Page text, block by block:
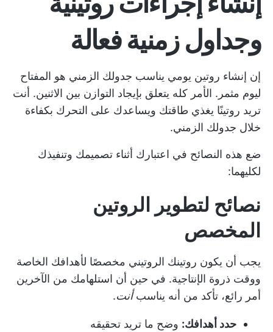
وجداول زمنية فعالة
إن إنشاء روتين يومي يناسب جدولك الزمني هو المفتاح
ليوم مثمر. الأمر كله يتعلق بإيجاد التوازن بين الاثنين. أنت
تريد روتينًا يغذي طاقتك ويساعدك على التحرك بكفاءة
خلال جدولك الزمني.
ضع هذه النصائح في اعتبارك أثناء تصميمك وتنفيذك
لكليهما:
نصائح لتطوير الروتين
المخصص
يجب أن يكون روتينك الروتيني مخصصًا لأهدافك الخاصة
ووقت ذروة الإنتاجية. في حين أن استلهامك من الآخرين
أمر رائع، تأكد من أنه يناسبأنت.
حدد أهدافك: وضح ما تريد تحقيقه